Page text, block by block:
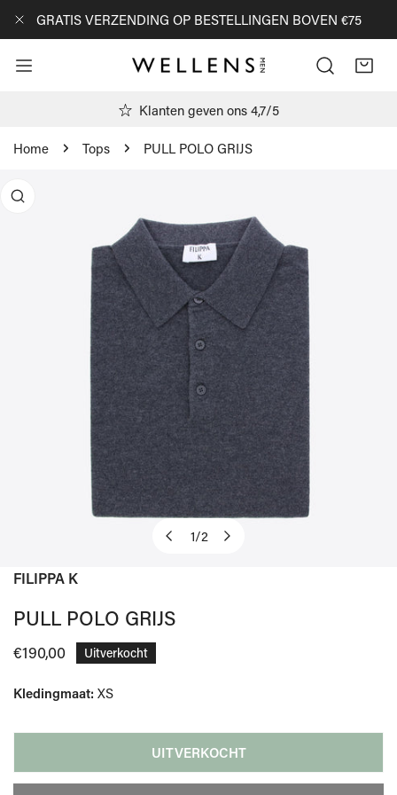
NAAR ARTIKEL
GRATIS VERZENDING OP BESTELLINGEN BOVEN €75
Klanten geven ons 4,7/5
Home Tops PULL POLO GRIJS
1/2
FILIPPA K
PULL POLO GRIJS
Normale
€190,00 Uitverkocht
Kledingmaat: XS
UITVERKOCHT